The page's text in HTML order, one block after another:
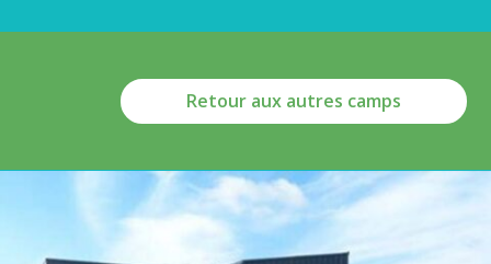
Retour aux autres camps